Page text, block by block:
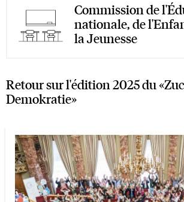
Commission de
nationale, de
la Jeunesse
Retour sur l'édition 2025 du
Demokratie»